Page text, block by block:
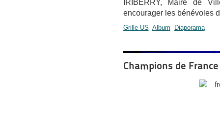
IRIBERRY, Maire de
encourager les bénévoles
Grille US Album Diaporama
Champions de France